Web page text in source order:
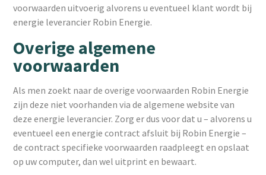
voorwaarden uitvoerig alvorens u eventueel klant wordt bij
energie leverancier Robin Energie.
Overige algemene
voorwaarden
Als men zoekt naar de overige voorwaarden Robin Energie
zijn deze niet voorhanden via de algemene website van
deze energie leverancier. Zorg er dus voor dat u – alvorens u
eventueel een energie contract afsluit bij Robin Energie –
de contract specifieke voorwaarden raadpleegt en opslaat
op uw computer, dan wel uitprint en bewaart.